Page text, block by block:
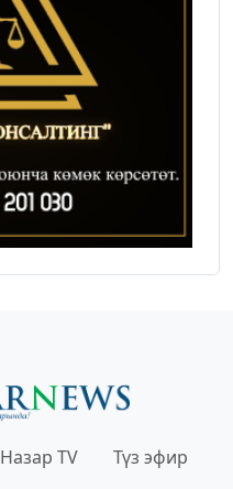
Назар TV Түз эфир